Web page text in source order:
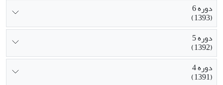
دوره 6
(1393)
دوره 5
(1392)
دوره 4
(1391)